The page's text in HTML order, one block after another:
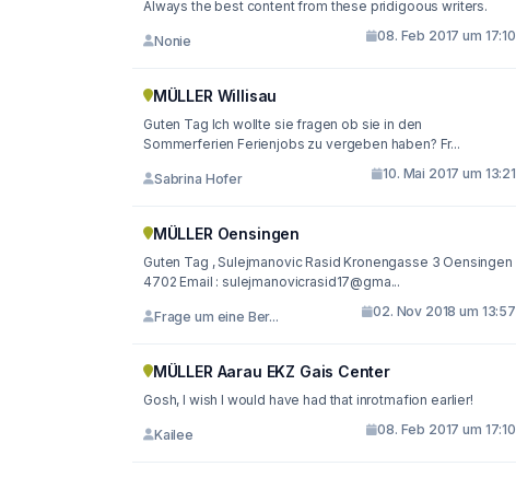
Always the best content from these pridigoous writers.
Nonie 08. Feb 2017 um 17:10
MÜLLER Willisau
Guten Tag Ich wollte sie fragen ob sie in den
Sommerferien Ferienjobs zu vergeben haben? Fr...
Sabrina Hofer 10. Mai 2017 um 13:21
MÜLLER Oensingen
Guten Tag , Sulejmanovic Rasid Kronengasse 3 Oensingen
4702 Email : sulejmanovicrasid17@gma...
Frage um eine Ber... 02. Nov 2018 um 13:57
MÜLLER Aarau EKZ Gais Center
Gosh, I wish I would have had that inrotmafion earlier!
Kailee 08. Feb 2017 um 17:10